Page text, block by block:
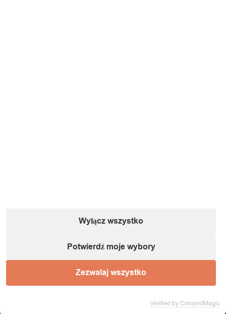
Wyłącz wszystko
Potwierdź moje wybory
Zezwalaj wszystko
Verified by ConsentMagic